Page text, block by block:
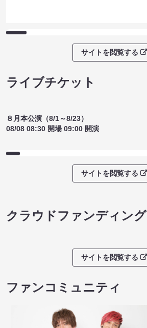
サイトを閲覧する
ライブチケット
８月本公演（8/1～8/23）
08/08 08:30 開場 09:00 開演
サイトを閲覧する
クラウドファンディング
サイトを閲覧する
ファンコミュニティ